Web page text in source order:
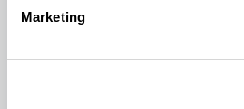
Marketing